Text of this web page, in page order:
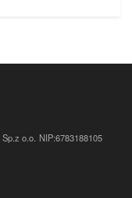
Sp.z o.o. NIP:6783188105